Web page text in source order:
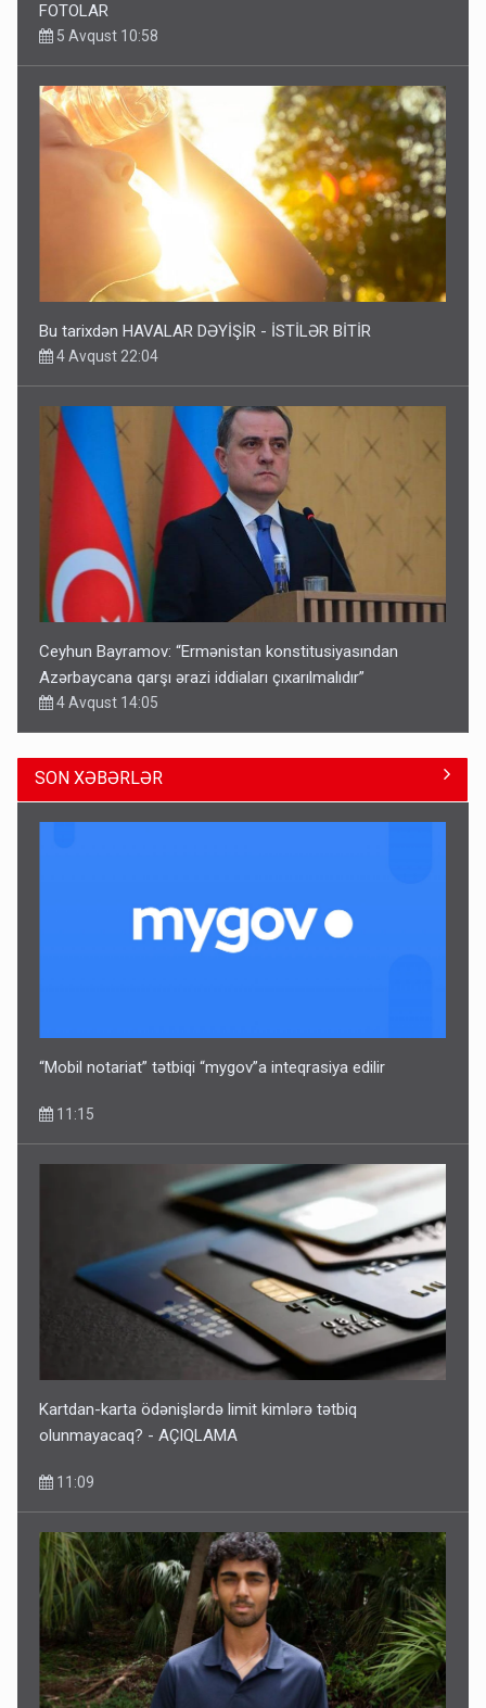
FOTOLAR
5 Avqust 10:58
Bu tarixdən HAVALAR DƏYİŞİR - İSTİLƏR BİTİR
4 Avqust 22:04
Ceyhun Bayramov: “Ermənistan konstitusiyasından
Azərbaycana qarşı ərazi iddiaları çıxarılmalıdır”
4 Avqust 14:05
Ərdoğana sui-qəsd planının iştirakçısı detalları açıqladı
Rusiya Azərbaycan vətədaşlarını deport etdi
5 Avqust 11:53
SON XƏBƏRLƏR
“Mobil notariat” tətbiqi “mygov”a inteqrasiya edilir
11:15
Kartdan-karta ödənişlərdə limit kimlərə tətbiq
olunmayacaq? - AÇIQLAMA
11:09